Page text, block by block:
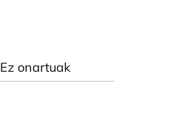
Ez onartuak